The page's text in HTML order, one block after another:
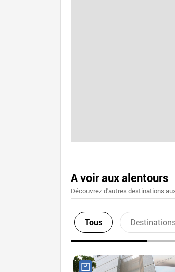
A voir aux alentours
Découvrez d'autres destinations
Tous